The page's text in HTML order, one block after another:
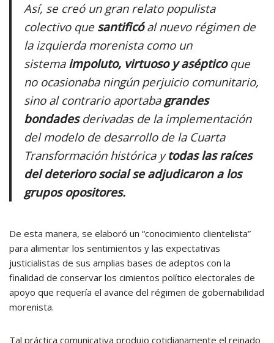
Así, se creó un gran relato populista
colectivo que santificóal nuevo régimen de
la izquierda morenista como un
sistema impoluto, virtuoso y asépticoque
no ocasionaba ningún perjuicio comunitario,
sino al contrario aportabagrandes
bondadesderivadas de la implementación
del modelo de desarrollo de la Cuarta
Transformación histórica ytodas las raíces
del deterioro social se adjudicaron a los
grupos opositores.
De esta manera, se elaboró un “conocimiento clientelista”
para alimentar los sentimientos y las expectativas
justicialistas de sus amplias bases de adeptos con la
finalidad de conservar los cimientos político electorales de
apoyo que requería el avance del régimen de gobernabilidad
morenista.
Tal práctica comunicativa produjo cotidianamente el reinado